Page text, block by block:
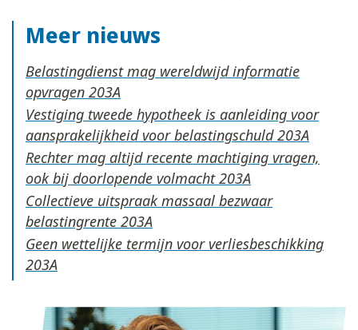
Meer nieuws
Belastingdienst mag wereldwijd informatie
opvragen
Vestiging tweede hypotheek is aanleiding voor
aansprakelijkheid voor belastingschuld
Rechter mag altijd recente machtiging vragen,
ook bij doorlopende volmacht
Collectieve uitspraak massaal bezwaar
belastingrente
Geen wettelijke termijn voor verliesbeschikking